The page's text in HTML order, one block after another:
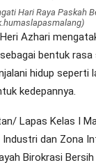
Hari Raya Paskah
Azhari
bentuk rasa
hidup seperti
kedepannya.
Lapas Kelas I
dan Zona
Birokrasi Bersih